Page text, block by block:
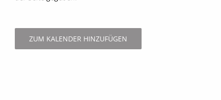
ZUM KALENDER HINZUFÜGEN